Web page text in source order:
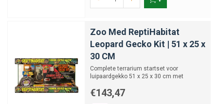
Let op spanningen, kabellengtes en aansluitingen
Met de juiste kant-en-klare start set maak je jouw terrarium eenvoudig in
een volledig functionerende leefomgeving. Bekijk ons assortiment en
kies je set zorgvuldig zodat je meteen klaar bent om in te richten.
Zoo Med ReptiHabitat
Leopard Gecko Kit | 51 x 25 x
30 CM
Complete terrarium startset voor
luipaardgekko 51 x 25 x 30 cm met
€143,47